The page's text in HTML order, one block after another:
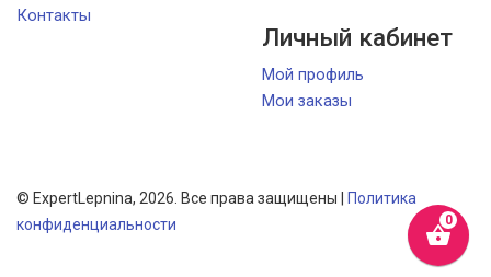
shopping_basket
Контакты
Личный кабинет
Мой профиль
Мои заказы
© ExpertLepnina, 2026. Все права защищены | Политика
конфиденциальности